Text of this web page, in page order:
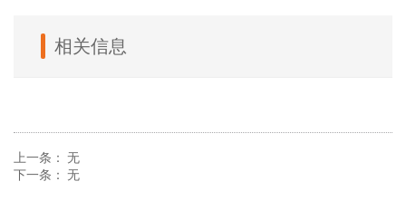
相关信息
上一条： 无
下一条： 无